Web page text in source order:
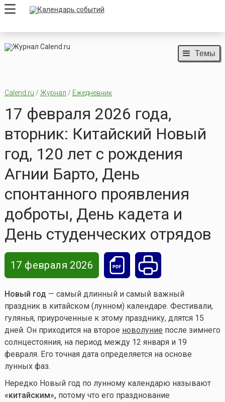
Темы
Calend.ru / Журнал / Ежедневник
17 февраля 2026 года,
вторник: Китайский Новый
год, 120 лет с рождения
Агнии Барто, День
спонтанного проявления
доброты, День кадета и
День студенческих отрядов
17 февраля 2026
Новый год — самый длинный и самый важный
праздник в китайском (лунном) календаре. Фестивали,
гулянья, приуроченные к этому празднику, длятся 15
дней. Он приходится на второе новолуние после зимнего
солнцестояния, на период между 12 января и 19
февраля. Его точная дата определяется на основе
лунных фаз.
Нередко Новый год по лунному календарю называют
«китайским», потому что его празднование